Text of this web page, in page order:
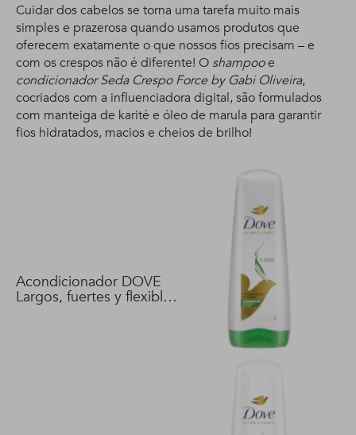
Cuidar dos cabelos se torna uma tarefa muito mais
simples e prazerosa quando usamos produtos que
oferecem exatamente o que nossos fios precisam – e
com os crespos não é diferente! O shampooe
condicionador Seda Crespo Force by Gabi Oliveira,
cocriados com a influenciadora digital, são formulados
com manteiga de karité e óleo de marula para garantir
fios hidratados, macios e cheios de brilho!
Acondicionador DOVE
Largos, fuertes y flexibles